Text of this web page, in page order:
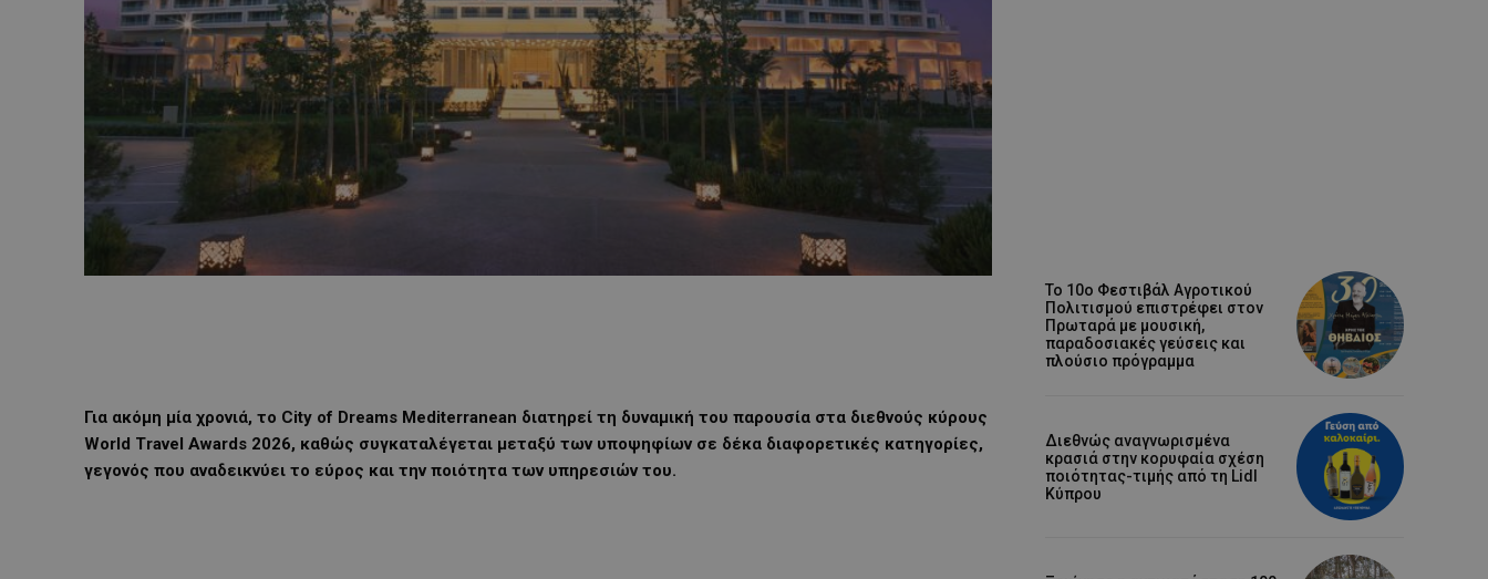
Για ακόμη μία χρονιά, το City of Dreams Mediterranean διατηρεί τη δυναμική του παρουσία στα διεθνούς κύρους
World Travel Awards 2026, καθώς συγκαταλέγεται μεταξύ των υποψηφίων σε δέκα διαφορετικές κατηγορίες,
γεγονός που αναδεικνύει το εύρος και την ποιότητα των υπηρεσιών του.
Το 10ο Φεστιβάλ Αγροτικού
Πολιτισμού επιστρέφει στον
Πρωταρά με μουσική,
παραδοσιακές γεύσεις και
πλούσιο πρόγραμμα
Διεθνώς αναγνωρισμένα
κρασιά στην κορυφαία σχέση
ποιότητας-τιμής από τη Lidl
Κύπρου